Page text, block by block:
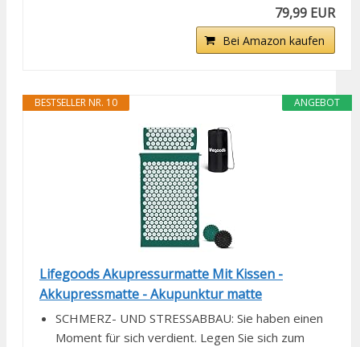
79,99 EUR
Bei Amazon kaufen
ANGEBOT
BESTSELLER NR. 10
Lifegoods Akupressurmatte Mit Kissen -
Akkupressmatte - Akupunktur matte
SCHMERZ- UND STRESSABBAU: Sie haben einen
Moment für sich verdient. Legen Sie sich zum